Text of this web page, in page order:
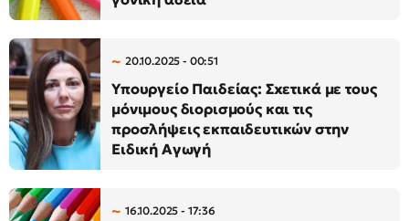
20.10.2025 - 00:51
Υπουργείο Παιδείας: Σxετικά με τους
μόνιμους διορισμούς και τις
προσλήψεις εκπαιδευτικών στην
Ειδική Αγωγή
16.10.2025 - 17:36